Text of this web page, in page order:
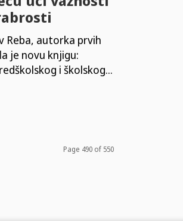
Reba, autorka prvih
je novu knjigu:
i školskog...
Page 490 of 550